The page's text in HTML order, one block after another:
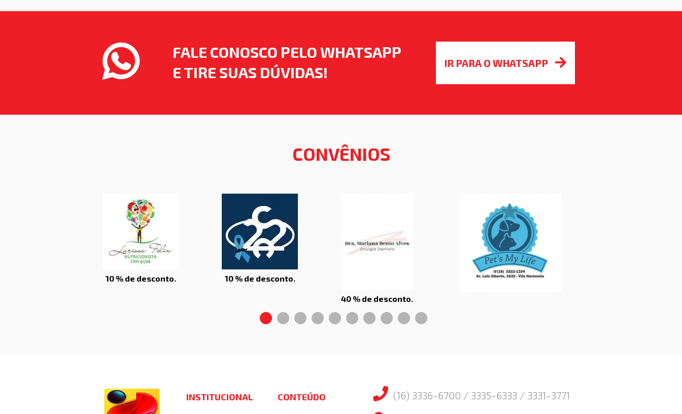
FALE CONOSCO PELO WHATSAPP
E TIRE SUAS DÚVIDAS!
IR PARA O WHATSAPP
CONVÊNIOS
10 % de desconto. 10 % de desconto.
40 % de desconto.
INSTITUCIONAL
CONTEÚDO
(16) 3336-6700 / 3335-6333 / 3331-3771